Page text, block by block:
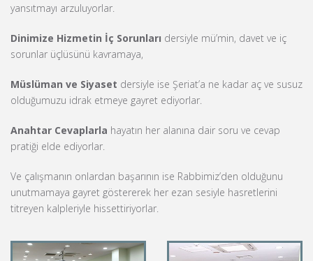
yansıtmayı arzuluyorlar.
Dinimize Hizmetin İç Sorunları dersiyle mü’min, davet ve iç
sorunlar üçlüsünü kavramaya,
Müslüman ve Siyaset dersiyle ise Şeriat’a ne kadar aç ve susuz
olduğumuzu idrak etmeye gayret ediyorlar.
Anahtar Cevaplarla hayatın her alanına dair soru ve cevap
pratiği elde ediyorlar.
Ve çalışmanın onlardan başarının ise Rabbimiz’den olduğunu
unutmamaya gayret göstererek her ezan sesiyle hasretlerini
titreyen kalpleriyle hissettiriyorlar.